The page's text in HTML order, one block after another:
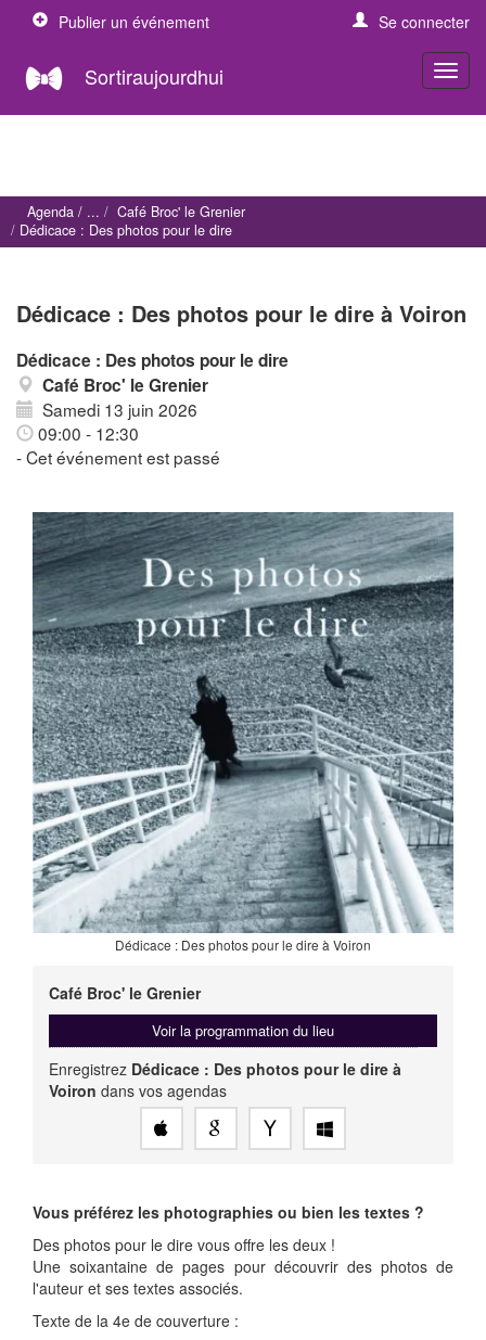
Publier un événement Se connecter
Sortiraujourdhui
Agenda
Café Broc' le Grenier
Dédicace : Des photos pour le dire
Dédicace : Des photos pour le dire à Voiron
Dédicace : Des photos pour le dire
Café Broc' le Grenier
Samedi 13 juin 2026
09:00 - 12:30
- Cet événement est passé
Dédicace : Des photos pour le dire à Voiron
Café Broc' le Grenier
Voir la programmation du lieu
Enregistrez Dédicace : Des photos pour le dire à
Voiron dans vos agendas
Vous préférez les photographies ou bien les textes ?
Des photos pour le dire vous offre les deux !
Une soixantaine de pages pour découvrir des photos de
l'auteur et ses textes associés.
Texte de la 4e de couverture :